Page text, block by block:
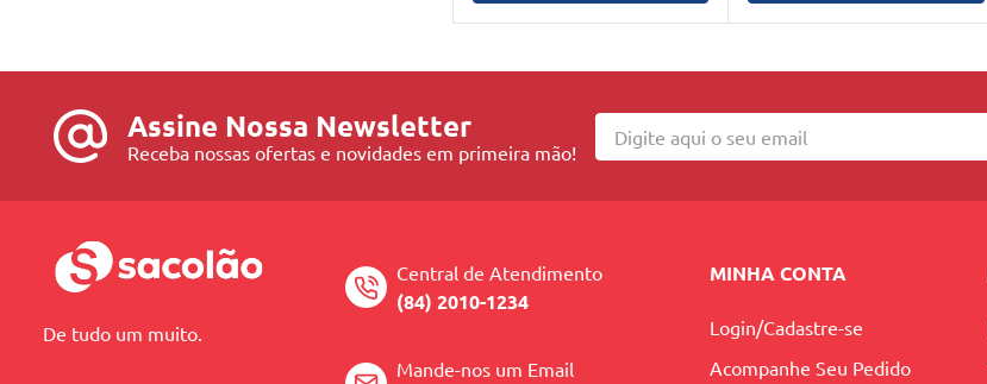
Assine Nossa Newsletter
Receba nossas ofertas e novidades em primeira mão!
De tudo um muito.
Central de Atendimento
(84) 2010-1234
Mande-nos um Email
MINHA CONTA
Login/Cadastre-se
Acompanhe Seu Pedido